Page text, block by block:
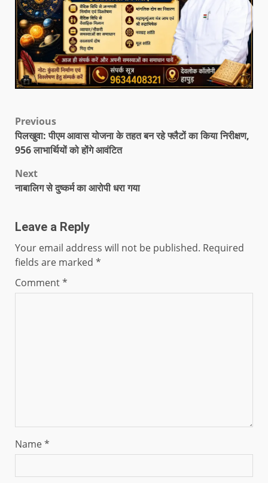
Previous
पिलखुवा: पीएम आवास योजना के तहत बन रहे फ्लैटों का किया निरीक्षण,
956 लाभार्थियों को होंगे आवंटित
Next
नाबालिग से दुष्कर्म का आरोपी धरा गया
Leave a Reply
Your email address will not be published. Required
fields are marked *
Comment*
Name*